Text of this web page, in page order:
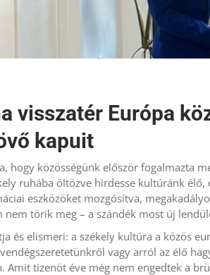
visszatér Európa
kapuit
hogy közösségünk először fogalmazta
ruhába öltözve hirdesse kultúránk
eszközöket mozgósítva,
nem törik meg – a szándék most új
és elismeri: a székely kultúra a közös
vagy arról az élő
Amit tizenöt éve még nem engedtek a